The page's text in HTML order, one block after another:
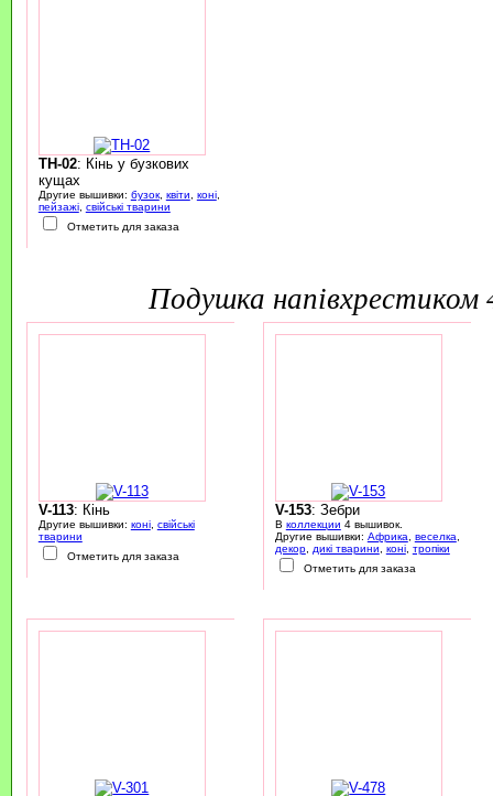
TH-02: Кінь у бузкових
кущах
Другие вышивки: бузок, квіти коні,
пейзажі, свійські тварини
Отметить для заказа
подушка
V-113: Кінь
Другие вышивки: коні, свійські
тварини
Отметить для заказа
V-153: Зебри
В коллекции 4 вышивок.
Другие вышивки: Африка веселка
декор, дикі тварини коні, тропіки
Отметить для заказа